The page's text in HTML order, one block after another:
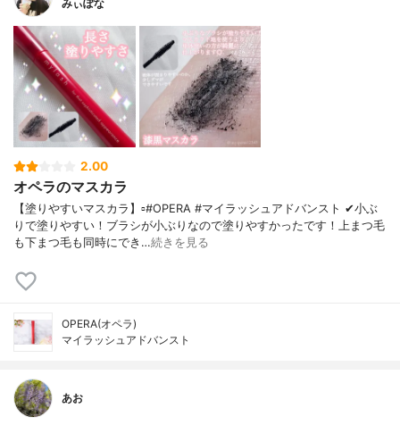
みぃぽな
2.00
オペラのマスカラ
【塗りやすいマスカラ】▫️#OPERA #マイラッシュアドバンスト ✔小ぶ
りで塗りやすい！ブラシが小ぶりなので塗りやすかったです！上まつ毛
も下まつ毛も同時にでき…続きを見る
OPERA(オペラ)
マイラッシュアドバンスト
あお